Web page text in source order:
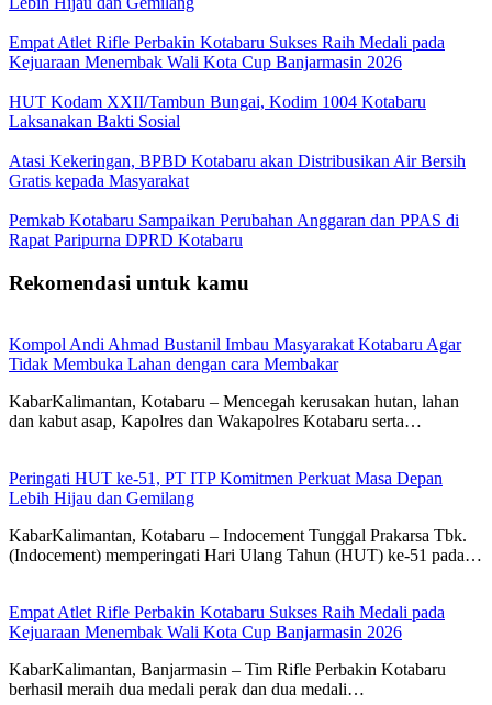
Empat Atlet Rifle Perbakin Kotabaru Sukses Raih Medali pada
Kejuaraan Menembak Wali Kota Cup Banjarmasin 2026
HUT Kodam XXII/Tambun Bungai, Kodim 1004 Kotabaru
Laksanakan Bakti Sosial
Atasi Kekeringan, BPBD Kotabaru akan Distribusikan Air Bersih
Gratis kepada Masyarakat
Pemkab Kotabaru Sampaikan Perubahan Anggaran dan PPAS di
Rapat Paripurna DPRD Kotabaru
Rekomendasi untuk kamu
Kompol Andi Ahmad Bustanil Imbau Masyarakat Kotabaru Agar
Tidak Membuka Lahan dengan cara Membakar
KabarKalimantan, Kotabaru – Mencegah kerusakan hutan, lahan
dan kabut asap, Kapolres dan Wakapolres Kotabaru serta…
Peringati HUT ke-51, PT ITP Komitmen Perkuat Masa Depan
Lebih Hijau dan Gemilang
KabarKalimantan, Kotabaru – Indocement Tunggal Prakarsa Tbk.
(Indocement) memperingati Hari Ulang Tahun (HUT) ke-51 pada…
Empat Atlet Rifle Perbakin Kotabaru Sukses Raih Medali pada
Kejuaraan Menembak Wali Kota Cup Banjarmasin 2026
KabarKalimantan, Banjarmasin – Tim Rifle Perbakin Kotabaru
berhasil meraih dua medali perak dan dua medali…